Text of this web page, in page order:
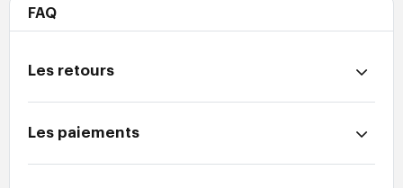
FAQ
Les retours
Les paiements